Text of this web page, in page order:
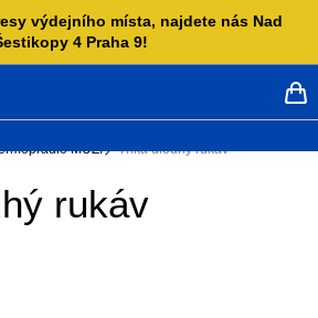
výdejního místa, najdete nás Nad
4 Praha 9!
MUŽI Trika dlouhý rukáv
rukáv